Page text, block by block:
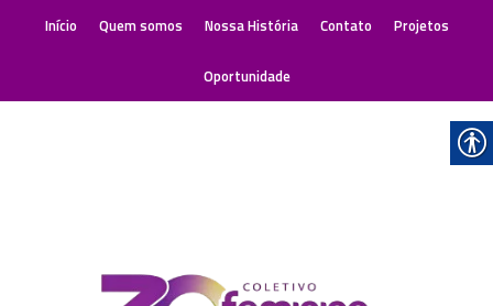
Início Quem somos Nossa História Contato Projetos
Oportunidade